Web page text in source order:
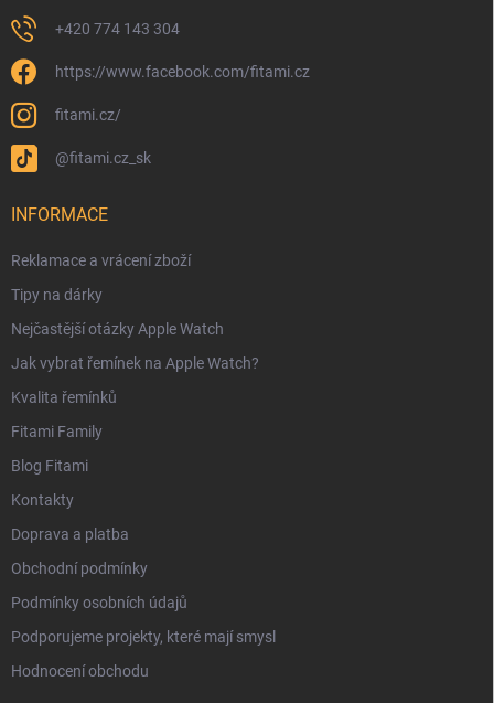
+420 774 143 304
https://www.facebook.com/fitami.cz
fitami.cz/
@fitami.cz_sk
INFORMACE
Reklamace a vrácení zboží
Tipy na dárky
Nejčastější otázky Apple Watch
Jak vybrat řemínek na Apple Watch?
Kvalita řemínků
Fitami Family
Blog Fitami
Kontakty
Doprava a platba
Obchodní podmínky
Podmínky osobních údajů
Podporujeme projekty, které mají smysl
Hodnocení obchodu